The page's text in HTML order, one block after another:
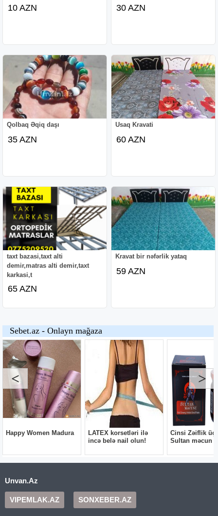
10 AZN 30 AZN
Qolbaq Əqiq daşı
35 AZN
Usaq Kravati
60 AZN
taxt bazasi,taxt alti
demir,matras alti demir,taxt
karkasi,t
65 AZN
Kravat bir nəfərlik yataq
59 AZN
Unvan.Az
VIPEMLAK.AZ SONXEBER.AZ